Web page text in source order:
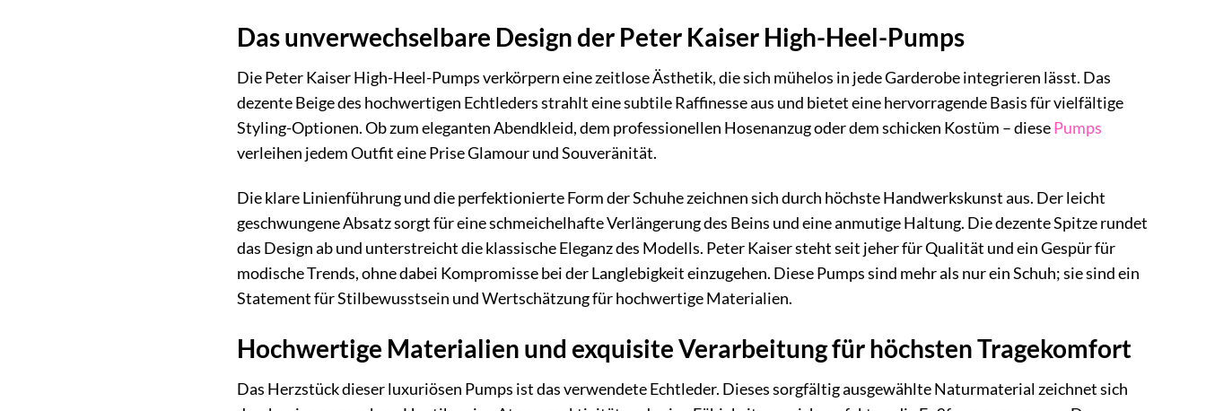
Das unverwechselbare Design der Peter Kaiser High-Heel-Pumps
Die Peter Kaiser High-Heel-Pumps verkörpern eine zeitlose Ästhetik, die sich mühelos in jede Garderobe integrieren lässt. Das
dezente Beige des hochwertigen Echtleders strahlt eine subtile Raffinesse aus und bietet eine hervorragende Basis für vielfältige
Styling-Optionen. Ob zum eleganten Abendkleid, dem professionellen Hosenanzug oder dem schicken Kostüm – diesePumps
verleihen jedem Outfit eine Prise Glamour und Souveränität.
Die klare Linienführung und die perfektionierte Form der Schuhe zeichnen sich durch höchste Handwerkskunst aus. Der leicht
geschwungene Absatz sorgt für eine schmeichelhafte Verlängerung des Beins und eine anmutige Haltung. Die dezente Spitze rundet
das Design ab und unterstreicht die klassische Eleganz des Modells. Peter Kaiser steht seit jeher für Qualität und ein Gespür für
modische Trends, ohne dabei Kompromisse bei der Langlebigkeit einzugehen. Diese Pumps sind mehr als nur ein Schuh; sie sind ein
Statement für Stilbewusstsein und Wertschätzung für hochwertige Materialien.
Hochwertige Materialien und exquisite Verarbeitung für höchsten Tragekomfort
Das Herzstück dieser luxuriösen Pumps ist das verwendete Echtleder. Dieses sorgfältig ausgewählte Naturmaterial zeichnet sich